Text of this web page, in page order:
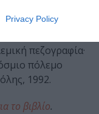
Privacy Policy
Αξιώτη (1905-
πεζογραφία·
πόλεμο
1992.
το βιβλίο.